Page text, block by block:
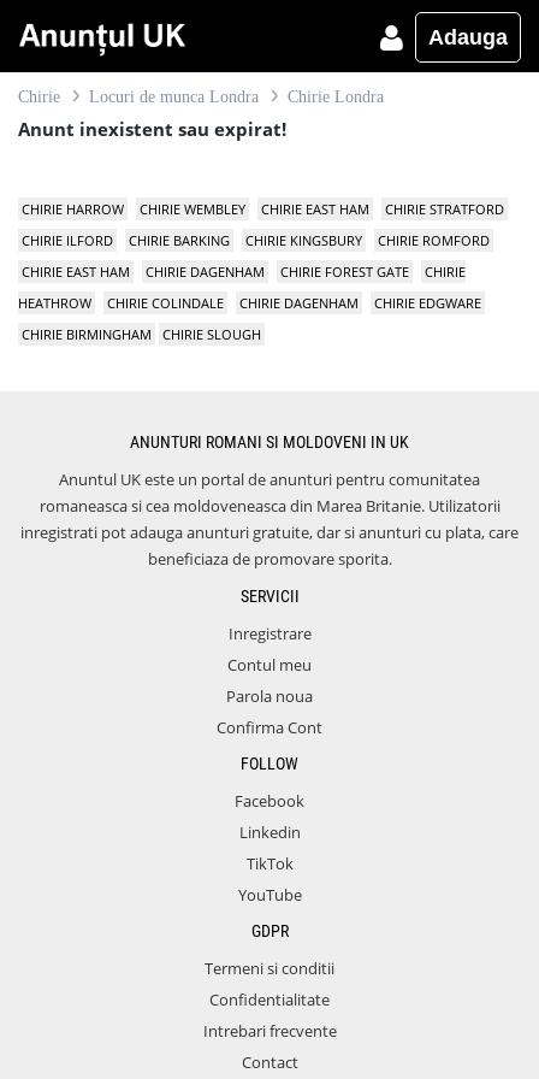
Adauga
Chirie Locuri de munca Londra Chirie Londra
Anunt inexistent sau expirat!
CHIRIE HARROW CHIRIE WEMBLEY CHIRIE EAST HAM
CHIRIE STRATFORD
CHIRIE ILFORD
CHIRIE BARKING CHIRIE KINGSBURY
CHIRIE ROMFORD
CHIRIE EAST HAM
CHIRIE DAGENHAM CHIRIE FOREST GATE
CHIRIE
HEATHROW
CHIRIE COLINDALE CHIRIE DAGENHAM
CHIRIE EDGWARE
CHIRIE BIRMINGHAM
CHIRIE SLOUGH
ANUNTURI ROMANI SI MOLDOVENI IN UK
Anuntul UK este un portal de anunturi pentru comunitatea
romaneasca si cea moldoveneasca din Marea Britanie. Utilizatorii
inregistrati pot adauga anunturi gratuite, dar si anunturi cu plata, care
beneficiaza de promovare sporita.
SERVICII
Inregistrare
Contul meu
Parola noua
Confirma Cont
FOLLOW
Facebook
Linkedin
TikTok
YouTube
GDPR
Termeni si conditii
Confidentialitate
Intrebari frecvente
Contact